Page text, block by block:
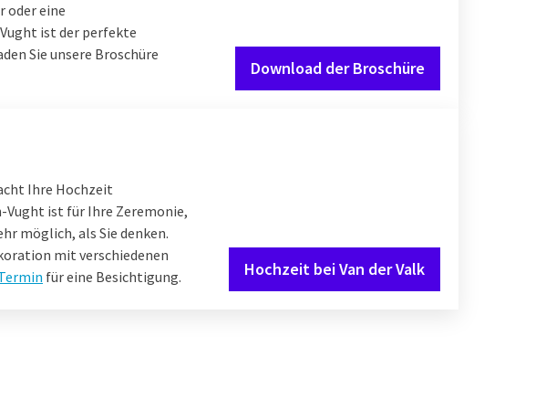
oder eine
ist der perfekte
Sie unsere Broschüre
Download der Broschüre
Ihre Hochzeit
Vught ist für Ihre Zeremonie,
möglich, als Sie denken.
mit verschiedenen
für eine Besichtigung. Hochzeit bei Van der Valk